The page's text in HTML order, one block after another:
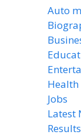
Auto
Health
Jobs
Latest
Results